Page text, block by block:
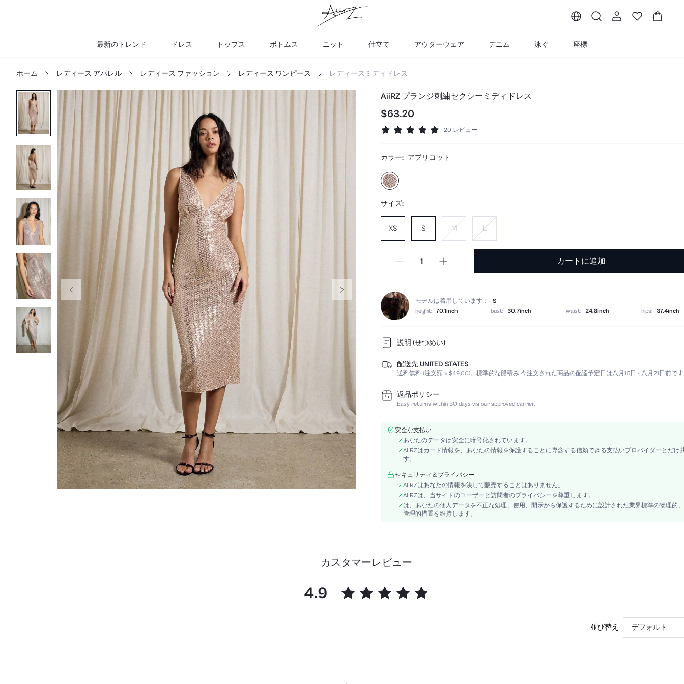
最新のトレンド ドレス トップス ボトムス ニット 仕立て アウターウェア デニム 泳ぐ 座標
ホーム レディース アパレル レディース ファッション レディース ワンピース レディースミディドレス
AiiRZ プランジ刺繍セクシーミディドレス
$63.20
20 レビュー
カラー: アプリコット
サイズ:
XS S M L
カートに追加
モデルは着用しています：
S
height: 70.1inch bust: 30.7inch waist: 24.8inch hips: 37.4inch
説明 (せつめい)
カラー:
アプリコット
ノースリーブ
フィットタイプ:
お手入れ方法:
手洗い可,ドライクリーニング不可
本体:
ヘム形状:
鉛筆
バックレス, コントラストスパンコール, スプリット
ネックライン:
ディープVネック
透明度:
セミシアー
パターンタイプ:
プレーン, オールオーバープリント
スタイル:
パーティー
ウエストライン:
素材:
配送先 UNITED STATES
送料無料 (注文額 ≥ $49.00)。 標準的な船積み 今注文された商品の配達予定日は八月15日 - 八月21日前で
返品ポリシー
Easy returns within 30 days via our approved carrier.
安全な支払い
あなたのデータは安全に暗号化されています。
AIIRZはカード情報を、あなたの情報を保護することに専念する信頼できる支払いプロバイダーとだけ
す。
セキュリティ＆プライバシー
AIIRZはあなたの情報を決して販売することはありません。
AIIRZは、当サイトのユーザーと訪問者のプライバシーを尊重します。
は、あなたの個人データを不正な処理、使用、開示から保護するために設計された業界標準の物理的
管理的措置を維持します。
カスタマーレビュー
4.9
並び替え デフォルト